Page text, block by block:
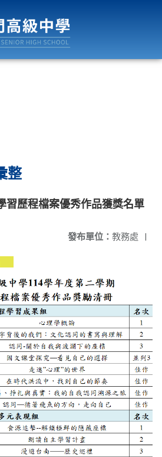
整
習歷程檔案優秀作品獲獎名單
發布單位： 教務處 |